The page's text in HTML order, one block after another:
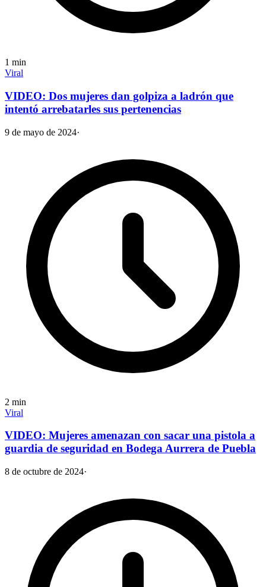
1 min
Viral
VIDEO: Dos mujeres dan golpiza a ladrón que
intentó arrebatarles sus pertenencias
9 de mayo de 2024·
2 min
Viral
VIDEO: Mujeres amenazan con sacar una pistola a
guardia de seguridad en Bodega Aurrera de Puebla
8 de octubre de 2024·